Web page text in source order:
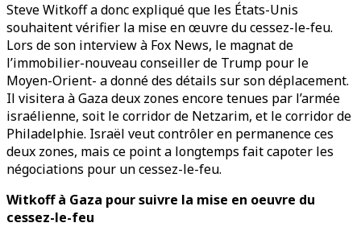
Steve Witkoff a donc expliqué que les États-Unis
souhaitent vérifier la mise en œuvre du cessez-le-feu.
Lors de son interview à Fox News, le magnat de
l’immobilier-nouveau conseiller de Trump pour le
Moyen-Orient- a donné des détails sur son déplacement.
Il visitera à Gaza deux zones encore tenues par l’armée
israélienne, soit le corridor de Netzarim, et le corridor de
Philadelphie. Israël veut contrôler en permanence ces
deux zones, mais ce point a longtemps fait capoter les
négociations pour un cessez-le-feu.
Witkoff à Gaza pour suivre la mise en oeuvre du
cessez-le-feu